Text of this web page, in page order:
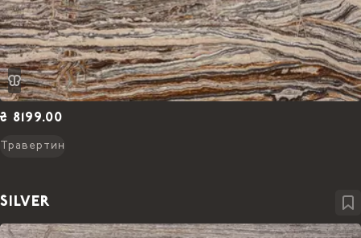
₴ 8199.00
Травертин
SILVER